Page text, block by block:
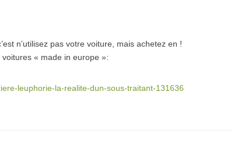
n’utilisez pas votre voiture, mais achetez en !
« made in europe »:
leuphorie-la-realite-dun-sous-traitant-131636